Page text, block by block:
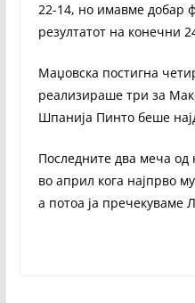
22-14, но имавме добар
резултатот на конечни
Маџовска постигна
реализираше три за
Шпанија Пинто беше
Последните два меча
во април кога најпрво
а потоа ја пречекуваме